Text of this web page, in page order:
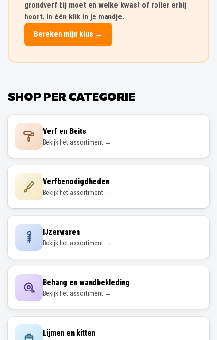
grondverf bij moet en welke kwast of roller erbij
hoort. In één klik in je mandje.
Bereken mijn klus →
SHOP PER CATEGORIE
Verf en Beits
Bekijk het assortiment →
Verfbenodigdheden
Bekijk het assortiment →
IJzerwaren
Bekijk het assortiment →
Behang en wandbekleding
Bekijk het assortiment →
Lijmen en kitten